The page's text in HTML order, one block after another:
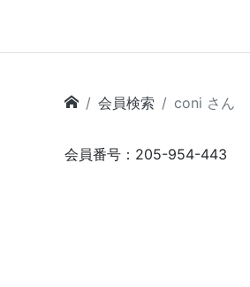
会員検索 coni さん
会員番号：205-954-443